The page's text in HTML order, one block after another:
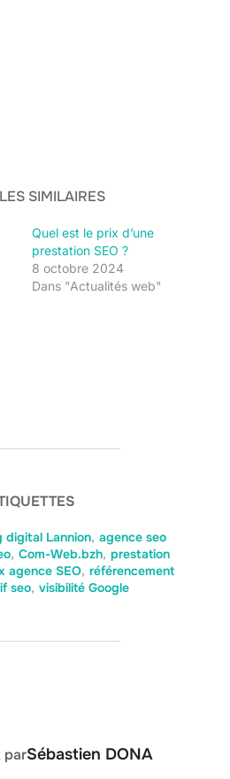
SIMILAIRES
Quel est le prix d’une
prestation SEO ?
8 octobre 2024
Dans "Actualités web"
digital Lannion, agence seo
, Com-Web.bzh, prestation
agence SEO, référencement
seo, visibilité Google
LA PUBLICATION
parSébastien DONA